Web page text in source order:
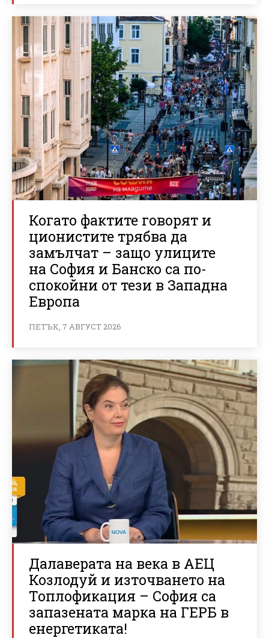
Когато фактите говорят и
ционистите трябва да
замълчат – защо улиците
на София и Банско са по-
спокойни от тези в Западна
Европа
ПЕТЪК, 7 АВГУСТ 2026
Далаверата на века в АЕЦ
Козлодуй и източването на
Топлофикация – София са
запазената марка на ГЕРБ в
енергетиката!